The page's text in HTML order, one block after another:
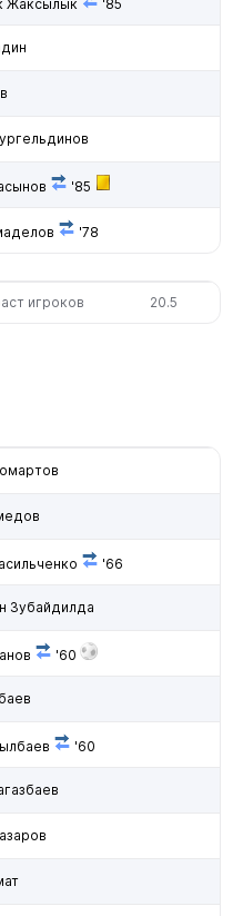
Жаксылык '85
'85
'78
игроков 20.5
'66
Зубайдилда
'60
'60